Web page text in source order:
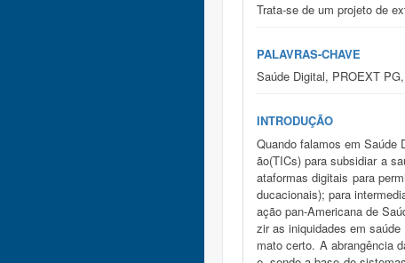
Trata-se de um projeto de
PALAVRAS-CHAVE
Saúde Digital, PROEXT
INTRODUÇÃO
Quando falamos em Saúde
ão(TICs) para subsidiar a
ataformas digitais para
ducacionais); para
ação pan-Americana de
zir as iniquidades em
mato certo. A abrangência